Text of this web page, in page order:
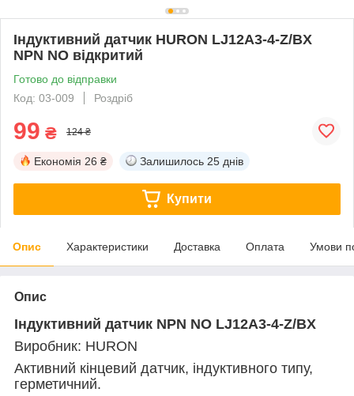
Індуктивний датчик HURON LJ12A3-4-Z/BX
NPN NO відкритий
Готово до відправки
Код: 03-009
Роздріб
99 ₴ 124 ₴
Економія 26 ₴ Залишилось 25 днів
Купити
Опис Характеристики Доставка Оплата Умови
Опис
Індуктивний датчик NPN NO LJ12A3-4-Z/BX
Виробник: HURON
Активний кінцевий датчик, індуктивного типу,
герметичний.